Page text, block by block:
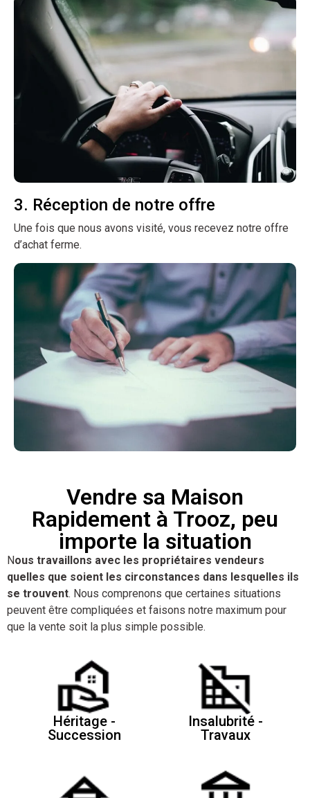
3. Réception de notre offre
Une fois que nous avons visité, vous recevez notre offre
d’achat ferme.
Vendre sa Maison
Rapidement à Trooz, peu
importe la situation
Nous travaillons avec les propriétaires vendeurs
quelles que soient les circonstances dans lesquelles ils
se trouvent. Nous comprenons que certaines situations
peuvent être compliquées et faisons notre maximum pour
que la vente soit la plus simple possible.
Héritage -
Succession
Insalubrité -
Travaux